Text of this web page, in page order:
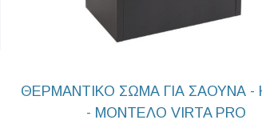
ΘΕΡΜΑΝΤΙΚΟ ΣΩΜΑ ΓΙΑ ΣΑΟΥΝΑ -
- ΜΟΝΤΕΛΟ VIRTA PRO